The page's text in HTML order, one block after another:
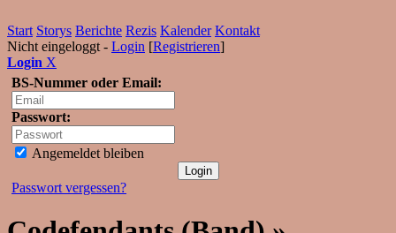
Start Storys Berichte Rezis Kalender Kontakt
Nicht eingeloggt - Login [Registrieren]
Login X
BS-Nummer oder Email:
Passwort:
Angemeldet bleiben
Passwort vergessen?